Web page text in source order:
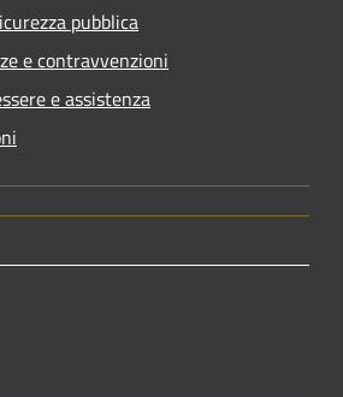
pubblica
e contravvenzioni
e assistenza